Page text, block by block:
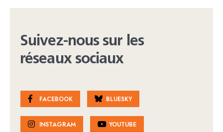
Suivez-nous sur les
réseaux sociaux
FACEBOOK BLUESKY
INSTAGRAM YOUTUBE